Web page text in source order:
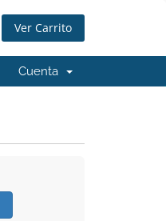
Ver Carrito
Cuenta